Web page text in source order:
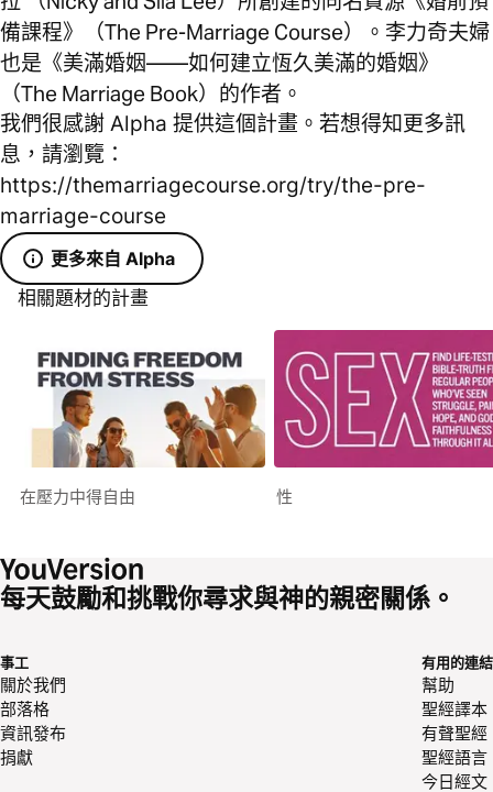
備課程》（The Pre-Marriage Course）。李力奇夫婦
也是《美滿婚姻——如何建立恆久美滿的婚姻》
（The Marriage Book）的作者。
我們很感謝 Alpha 提供這個計畫。若想得知更多訊
息，請瀏覽：
https://themarriagecourse.org/try/the-pre-
marriage-course
更多來自 Alpha
相關題材的計畫
在壓力中得自由 性
每天鼓勵和挑戰你尋求與神的親密關係。
事工
關於我們
部落格
資訊發布
捐獻
有用的連結
幫助
聖經譯本
有聲聖經
聖經語言
今日經文